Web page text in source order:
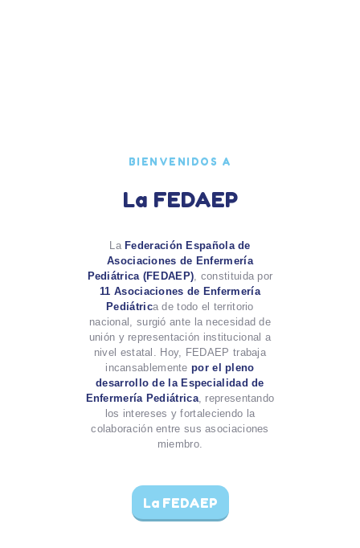
BIENVENIDOS A
La FEDAEP
La Federación Española de
Asociaciones de Enfermería
Pediátrica (FEDAEP), constituida por
11 Asociaciones de Enfermería
Pediátrica de todo el territorio
nacional, surgió ante la necesidad de
unión y representación institucional a
nivel estatal. Hoy, FEDAEP trabaja
incansablementepor el pleno
desarrollo de la Especialidad de
Enfermería Pediátrica, representando
los intereses y fortaleciendo la
colaboración entre sus asociaciones
miembro.
La FEDAEP